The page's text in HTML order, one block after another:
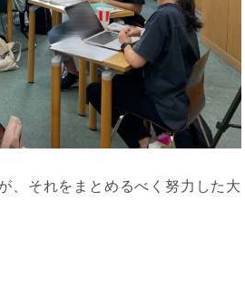
、それをまとめるべく努力した大